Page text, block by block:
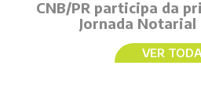
CNB/PR participa da
Jornada Notarial
VER